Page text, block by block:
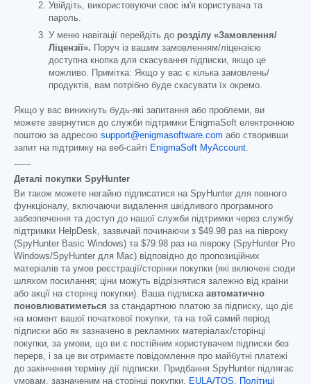
Увійдіть, використовуючи своє ім'я користувача та
пароль.
У меню навігації перейдіть до розділу «Замовлення/
Ліцензії». Поруч із вашим замовленням/ліцензією
доступна кнопка для скасування підписки, якщо це
можливо. Примітка: Якщо у вас є кілька замовлень/
продуктів, вам потрібно буде скасувати їх окремо.
Якщо у вас виникнуть будь-які запитання або проблеми, ви
можете звернутися до служби підтримки EnigmaSoft електронною
поштою за адресою support@enigmasoftware.com або створивши
запит на підтримку на веб-сайті EnigmaSoft MyAccount
------
Деталі покупки SpyHunter
Ви також можете негайно підписатися на SpyHunter для повного
функціоналу, включаючи видалення шкідливого програмного
забезпечення та доступ до нашої служби підтримки через службу
підтримки HelpDesk, зазвичай починаючи з $49.98 раз на півроку
(SpyHunter Basic Windows) та $79.98 раз на півроку (SpyHunter Pro
Windows/SpyHunter для Mac) відповідно до пропозиційних
матеріалів та умов реєстрації/сторінки покупки (які включені сюди
шляхом посилання; ціни можуть відрізнятися залежно від країни
або акції на сторінці покупки). Ваша підписка автоматично
поновлюватиметься за стандартною платою за підписку, що діє
на момент вашої початкової покупки, та на той самий період
підписки або як зазначено в рекламних матеріалах/сторінці
покупки, за умови, що ви є постійним користувачем підписки без
перерв, і за це ви отримаєте повідомлення про майбутні платежі
до закінчення терміну дії підписки. Придбання SpyHunter підлягає
умовам, зазначеним на сторінці покупки,
EULA/TOS
Політиці